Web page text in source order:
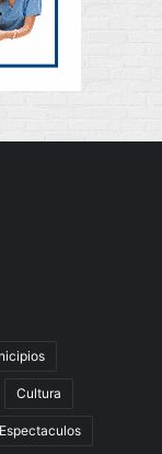
Cultura
Espectaculos